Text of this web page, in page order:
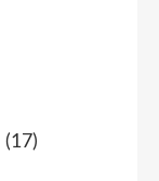
(17)